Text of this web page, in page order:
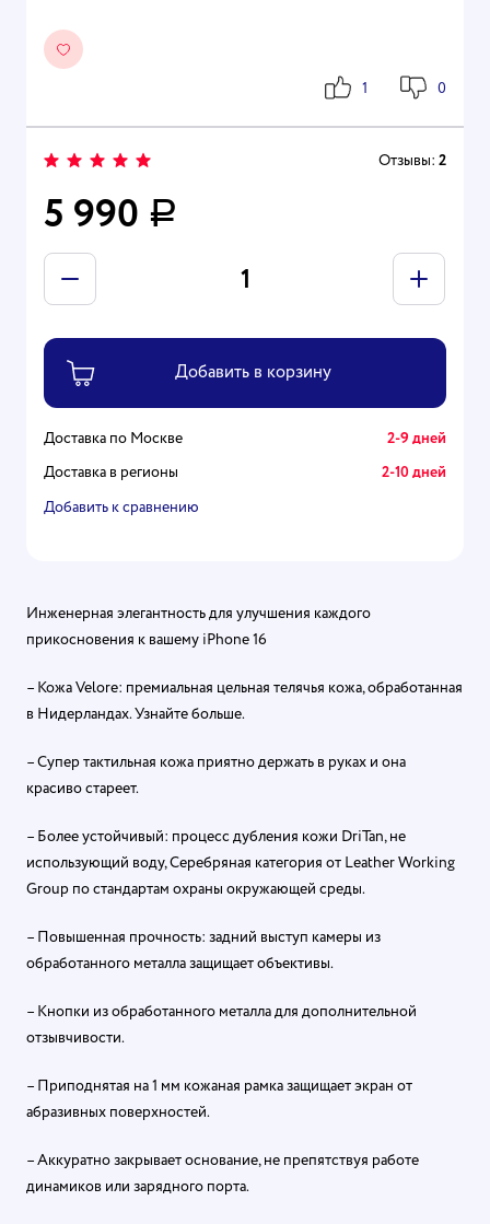
1 0
Отзывы: 2
5 990 Р
Доставка по Москве 2-9 дней
Доставка в регионы 2-10 дней
Добавить к сравнению
Инженерная элегантность для улучшения каждого
прикосновения к вашему iPhone 16
– Кожа Velore: премиальная цельная телячья кожа, обработанная
в Нидерландах. Узнайте больше.
– Супер тактильная кожа приятно держать в руках и она
красиво стареет.
– Более устойчивый: процесс дубления кожи DriTan, не
использующий воду, Серебряная категория от Leather Working
Group по стандартам охраны окружающей среды.
– Повышенная прочность: задний выступ камеры из
обработанного металла защищает объективы.
– Кнопки из обработанного металла для дополнительной
отзывчивости.
– Приподнятая на 1 мм кожаная рамка защищает экран от
абразивных поверхностей.
– Аккуратно закрывает основание, не препятствуя работе
динамиков или зарядного порта.